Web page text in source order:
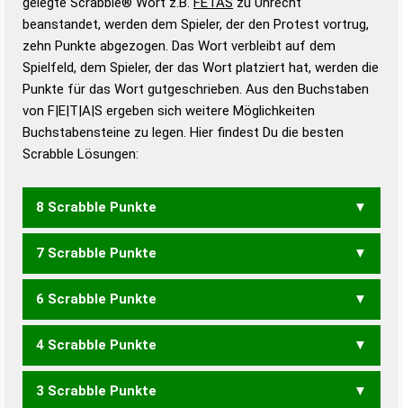
Duden – Standardwerk in 12 Bänden
Duden – Richtiges und gutes
Deutsch
Duden – Die deutsche Grammatik
Duden – Deutsches
beanstandet, werden dem Spieler, der den Protest vortrug,
zehn Punkte abgezogen. Das Wort verbleibt auf dem
Spielfeld, dem Spieler, der das Wort platziert hat, werden die
Punkte für das Wort gutgeschrieben. Aus den Buchstaben
von F|E|T|A|S ergeben sich weitere Möglichkeiten
Buchstabensteine zu legen. Hier findest Du die besten
Scrabble Lösungen:
8 Scrabble Punkte
FASET FASTE SAFTE
7 Scrabble Punkte
FASE FAST FEST SAFE
6 Scrabble Punkte
FAS FES
4 Scrabble Punkte
ASTE
3 Scrabble Punkte